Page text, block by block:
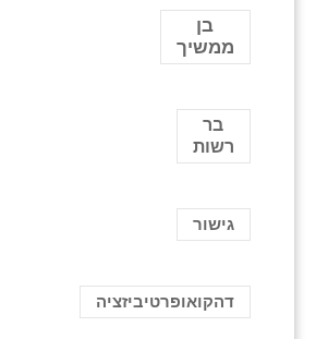
בן
ממשיך
בר
רשות
גישור
דהקואופרטיביזציה